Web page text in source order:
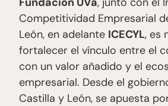
Competitividad Empresarial
León, en adelante ICECYL, es
fortalecer el vínculo entre el
con un valor añadido y el
empresarial. Desde el
Castilla y León, se apuesta